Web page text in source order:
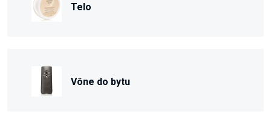
Telo
Vône do bytu